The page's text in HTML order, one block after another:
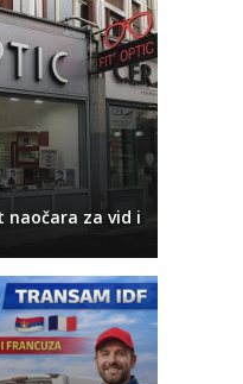
naočara za vid i